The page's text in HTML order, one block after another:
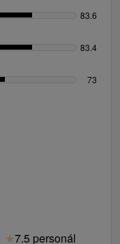
83.6
83.4
73
★7.5 personál